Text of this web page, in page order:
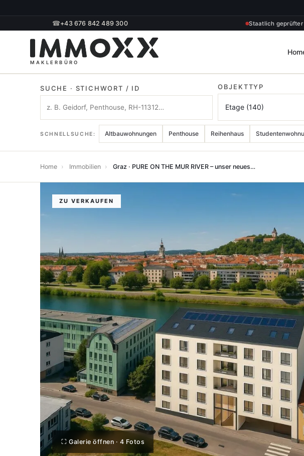
☎+43 676 842 489 300 Staatlich
SUCHE · STICHWORT / ID OBJEKTTYP
SCHNELLSUCHE: Altbauwohnungen Penthouse Reihenhaus
Home › Immobilien › Graz · PURE ON THE MUR RIVER – unser neues…
ZU VERKAUFEN
⛶ Galerie öffnen · 4 Fotos